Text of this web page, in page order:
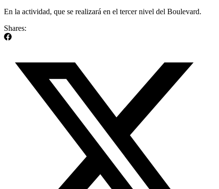
En la actividad, que se realizará en el tercer nivel del Boulevard.
Shares: